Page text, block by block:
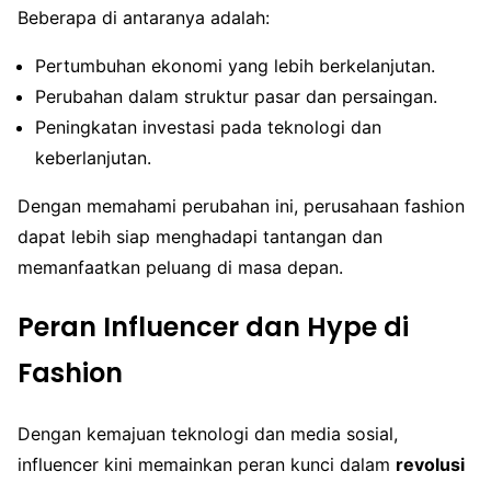
Beberapa di antaranya adalah:
Pertumbuhan ekonomi yang lebih berkelanjutan.
Perubahan dalam struktur pasar dan persaingan.
Peningkatan investasi pada teknologi dan
keberlanjutan.
Dengan memahami perubahan ini, perusahaan fashion
dapat lebih siap menghadapi tantangan dan
memanfaatkan peluang di masa depan.
Peran Influencer dan Hype di
Fashion
Dengan kemajuan teknologi dan media sosial,
influencer kini memainkan peran kunci dalam revolusi